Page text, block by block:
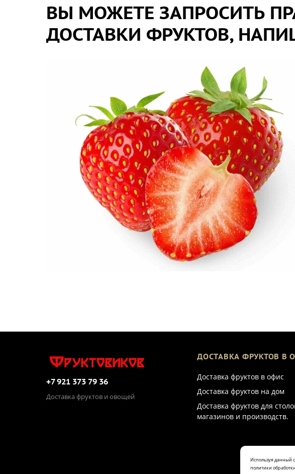
Используя данный
политики
ВЫ МОЖЕТЕ ЗАПРОСИТЬ
ДОСТАВКИ ФРУКТОВ,
+7 921 373 79 36
Доставка фруктов и овощей
ДОСТАВКА ФРУКТОВ В
Доставка фруктов в офис
Доставка фруктов на дом
Доставка фруктов для
магазинов и производств.